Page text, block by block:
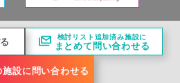
検討リスト追加済み施設に
まとめて問い合わせる
施設に問い合わせる
SYSTEM All Rights Reserved.